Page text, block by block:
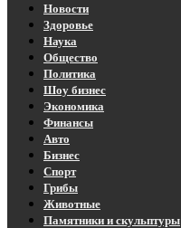
Новости
Здоровье
Наука
Общество
Политика
Шоу бизнес
Экономика
Финансы
Авто
Бизнес
Спорт
Грибы
Животные
Памятники и скульптуры